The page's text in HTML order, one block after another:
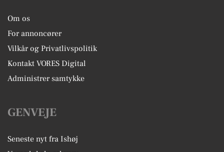
Om os
For annoncører
Vilkår og Privatlivspolitik
Kontakt VORES Digital
Administrer samtykke
GENVEJE
Seneste nyt fra Ishøj